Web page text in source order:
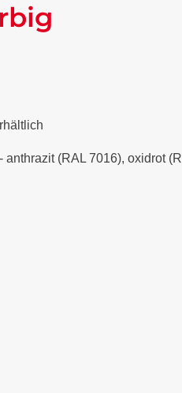
anthrazit (RAL 7016), oxidrot